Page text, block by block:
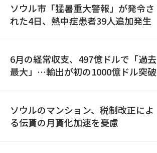
ソウル市「猛暑重大警報」が発令さ
れた4日、熱中症患者39人追加発生
6月の経常収支、497億ドルで「過去
最大」…輸出が初の1000億ドル突破
ソウルのマンション、税制改正によ
る伝貰の月貰化加速を憂慮